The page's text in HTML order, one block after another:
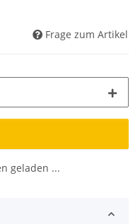
Frage zum Artikel
geladen ...